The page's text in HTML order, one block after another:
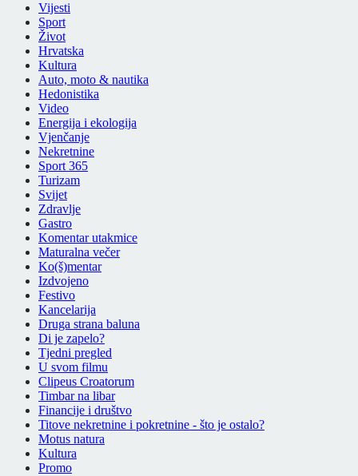
Vijesti
Sport
Život
Hrvatska
Kultura
Auto, moto & nautika
Hedonistika
Video
Energija i ekologija
Vjenčanje
Nekretnine
Sport 365
Turizam
Svijet
Zdravlje
Gastro
Komentar utakmice
Maturalna večer
Ko(š)mentar
Izdvojeno
Festivo
Kancelarija
Druga strana baluna
Di je zapelo?
Tjedni pregled
U svom filmu
Clipeus Croatorum
Timbar na libar
Financije i društvo
Titove nekretnine i pokretnine - što je ostalo?
Motus natura
Kultura
Promo